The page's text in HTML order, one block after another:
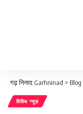
गढ़ निनाद Garhninad > Blog
विविध न्यूज़